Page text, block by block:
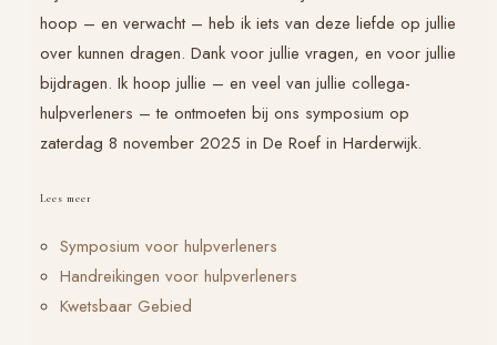
hoop – en verwacht – heb ik iets van deze liefde op jullie
over kunnen dragen. Dank voor jullie vragen, en voor jullie
bijdragen. Ik hoop jullie – en veel van jullie collega-
hulpverleners – te ontmoeten bij ons symposium op
zaterdag 8 november 2025 in De Roef in Harderwijk.
Lees meer
Symposium voor hulpverleners
Handreikingen voor hulpverleners
Kwetsbaar Gebied